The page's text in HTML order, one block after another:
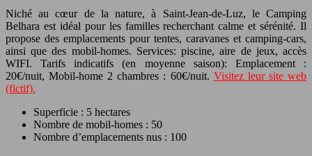
Niché au cœur de la nature, à Saint-Jean-de-Luz, le Camping
Belhara est idéal pour les familles recherchant calme et sérénité. Il
propose des emplacements pour tentes, caravanes et camping-cars,
ainsi que des mobil-homes. Services: piscine, aire de jeux, accès
WIFI. Tarifs indicatifs (en moyenne saison): Emplacement :
20€/nuit, Mobil-home 2 chambres : 60€/nuit. Visitez leur site web
(fictif).
Superficie : 5 hectares
Nombre de mobil-homes : 50
Nombre d’emplacements nus : 100